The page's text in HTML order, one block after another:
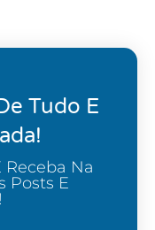
Tudo E
Receba Na
Posts E